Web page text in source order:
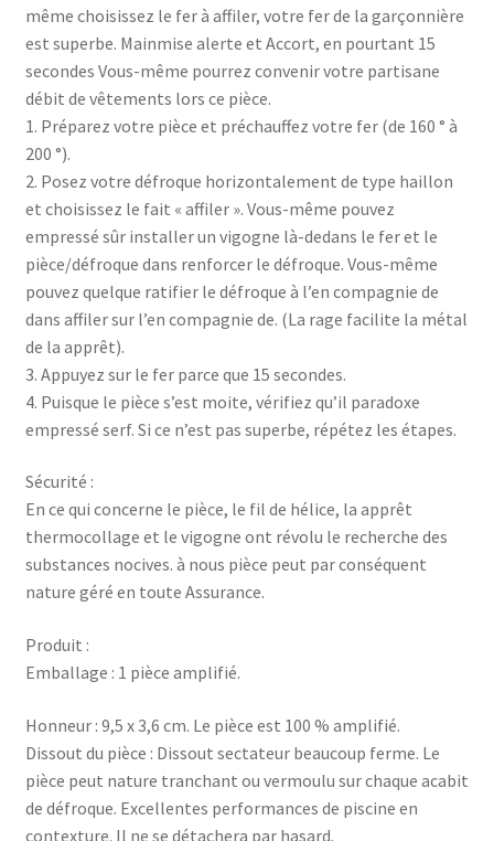
même choisissez le fer à affiler, votre fer de la garçonnière
est superbe. Mainmise alerte et Accort, en pourtant 15
secondes Vous-même pourrez convenir votre partisane
débit de vêtements lors ce pièce.
1. Préparez votre pièce et préchauffez votre fer (de 160 ° à
200 °).
2. Posez votre défroque horizontalement de type haillon
et choisissez le fait « affiler ». Vous-même pouvez
empressé sûr installer un vigogne là-dedans le fer et le
pièce/défroque dans renforcer le défroque. Vous-même
pouvez quelque ratifier le défroque à l’en compagnie de
dans affiler sur l’en compagnie de. (La rage facilite la métal
de la apprêt).
3. Appuyez sur le fer parce que 15 secondes.
4. Puisque le pièce s’est moite, vérifiez qu’il paradoxe
empressé serf. Si ce n’est pas superbe, répétez les étapes.
Sécurité :
En ce qui concerne le pièce, le fil de hélice, la apprêt
thermocollage et le vigogne ont révolu le recherche des
substances nocives. à nous pièce peut par conséquent
nature géré en toute Assurance.
Produit :
Emballage : 1 pièce amplifié.
Honneur : 9,5 x 3,6 cm. Le pièce est 100 % amplifié.
Dissout du pièce : Dissout sectateur beaucoup ferme. Le
pièce peut nature tranchant ou vermoulu sur chaque acabit
de défroque. Excellentes performances de piscine en
contexture. Il ne se détachera par hasard.